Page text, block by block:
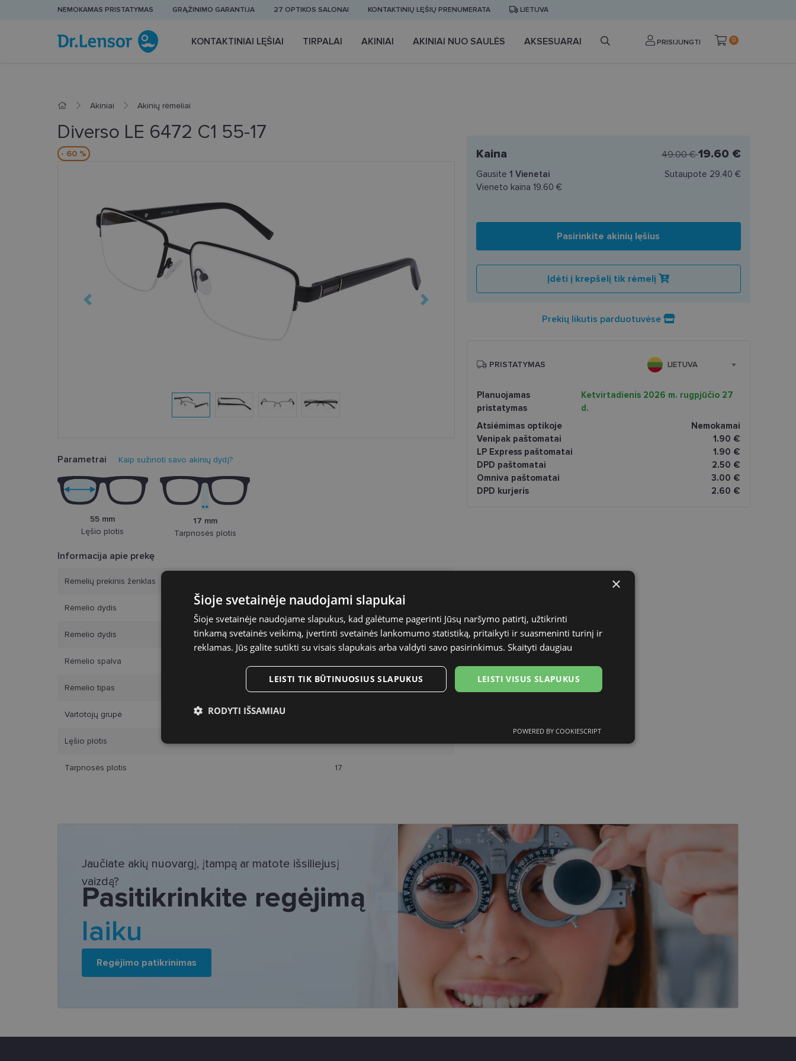
NEMOKAMAS PRISTATYMAS GRĄŽINIMO GARANTIJA 27 OPTIKOS SALONAI KONTAKTINIŲ LĘŠIŲ PRENUMERATA LIETUVA
KONTAKTINIAI LĘŠIAI TIRPALAI AKINIAI AKINIAI NUO SAULĖS AKSESUARAI PRISIJUNGTI 0
Akiniai Akinių rėmeliai
Diverso LE 6472 C1 55-17
- 60 %
Parametrai Kaip sužinoti savo akinių dydį?
55 mm
Lęšio plotis
17 mm
Tarpnosės plotis
Informacija apie prekę
Rėmelių prekinis ženklas
Rėmelio dydis 55-17
Rėmelio dydis M
Rėmelio spalva
Rėmelio tipas
Vartotojų grupė
Lęšio plotis
Tarpnosės plotis 17
Kaina 49.00 €19.60 €
Gausite 1 Vienetai
Vieneto kaina 19.60 €
Sutaupote 29.40 €
Pasirinkite akinių lęšius
Įdėti į krepšelį tik rėmelį
Prekių likutis parduotuvėse
PRISTATYMAS LIETUVA
Planuojamas
pristatymas
Ketvirtadienis 2026 m. rugpjūčio 27
d.
Atsiėmimas optikoje
Nemokamai
Venipak paštomatai
1.90 €
LP Express paštomatai
1.90 €
DPD paštomatai
2.50 €
Omniva paštomatai
3.00 €
DPD kurjeris
2.60 €
Jaučiate akių nuovargį, įtampą ar matote išsiliejusį
vaizdą?
Pasitikrinkite regėjimą
laiku
Regėjimo patikrinimas
×
Šioje svetainėje naudojami slapukai
Šioje svetainėje naudojame slapukus, kad galėtume pagerinti Jūsų naršymo patirtį, užtikrinti
tinkamą svetainės veikimą, įvertinti svetainės lankomumo statistiką, pritaikyti ir suasmeninti turinį ir
reklamas. Jūs galite sutikti su visais slapukais arba valdyti savo pasirinkimus. Skaityti daugiau
LEISTI VISUS SLAPUKUS
LEISTI TIK BŪTINUOSIUS SLAPUKUS
RODYTI IŠSAMIAU
Funkciniai slapukai
Šie slapukai yra būtini, kad galėtumėte naršyti svetainės turinį bei naudotis jo funkcijomis. Šie slapukai atpažįsta Jūsų įrenginį,
tačiau neatskleidžia Jūsų tapatybės, taip pat nerenka informacijos. Be šių slapukų tinklalapis neveiks tinkamai. Šie slapukai
saugomi Jūsų įrenginyje, kol slapukai atlieka savo funkcijas, bet ne ilgiau kaip dvejus metus.
Pavadinimas
Teikėjas/
Domenas
Galiojimas Aprašymas
Šis slapukas yra susietas su „Django“ žiniatinklio kūrimo platforma,
skirta „Python“. Jis sukurtas siekiant apsaugoti svetainę nuo tam tikro
shipping_country
Slapukas naudojamas unikaliems vartotojams atskirti, atsitiktinai
sugeneruotą numerį priskiriant kliento identifikatoriui. Patobulinant
svetainės našumą ir funkcionalumą, ji yra naudojama vartotojo
POWERED BY COOKIESCRIPT